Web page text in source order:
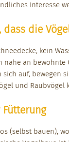
Inter­esse
dass die
kein
nahe an bewohnte
sich auf, bewe­gen
und Raub­vögel
(selb­st bauen),